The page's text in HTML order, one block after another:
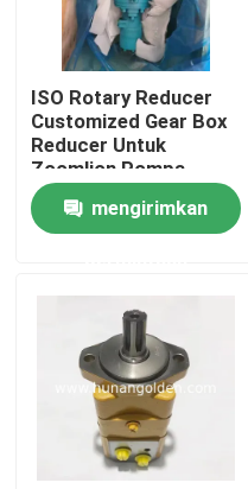
Rumah
Produk
Tentang kami
Tur Pabrik
Kontrol kualitas
ISO Rotary Reducer
Customized Gear Box
Reducer Untuk
Zoomlion Pompa
Beton
mengirimkan